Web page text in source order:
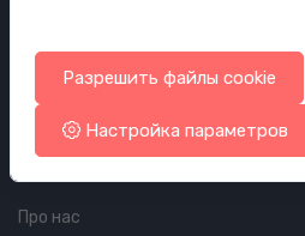
Политика конфиденциальности
Правила и Условия
Про нас
Разрешить файлы cookie
Настройка параметров